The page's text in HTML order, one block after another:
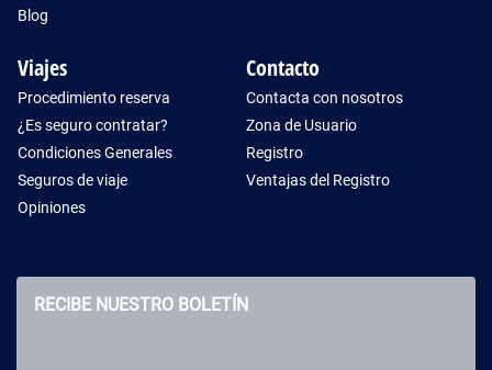
Blog
Viajes
Procedimiento reserva
¿Es seguro contratar?
Condiciones Generales
Seguros de viaje
Opiniones
Contacto
Contacta con nosotros
Zona de Usuario
Registro
Ventajas del Registro
RECIBE NUESTRO BOLETÍN